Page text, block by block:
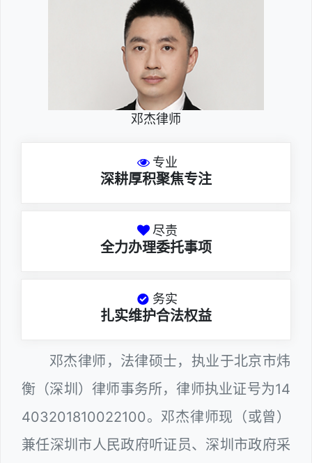
邓杰律师
专业
深耕厚积聚焦专注
尽责
全力办理委托事项
务实
扎实维护合法权益
邓杰律师，法律硕士，执业于北京市炜
衡（深圳）律师事务所，律师执业证号为14
403201810022100。邓杰律师现（或曾）
兼任深圳市人民政府听证员、深圳市政府采